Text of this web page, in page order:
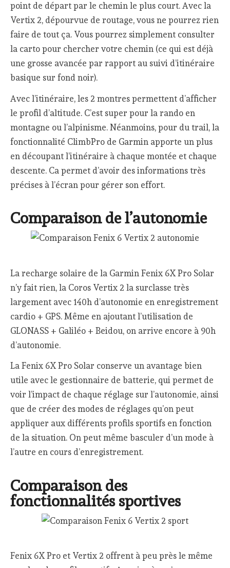
point de départ par le chemin le plus court. Avec la
Vertix 2, dépourvue de routage, vous ne pourrez rien
faire de tout ça. Vous pourrez simplement consulter
la carto pour chercher votre chemin (ce qui est déjà
une grosse avancée par rapport au suivi d’itinéraire
basique sur fond noir).
Avec l’itinéraire, les 2 montres permettent d’afficher
le profil d’altitude. C’est super pour la rando en
montagne ou l’alpinisme. Néanmoins, pour du trail, la
fonctionnalité ClimbPro de Garmin apporte un plus
en découpant l’itinéraire à chaque montée et chaque
descente. Ca permet d’avoir des informations très
précises à l’écran pour gérer son effort.
Comparaison de l’autonomie
La recharge solaire de la Garmin Fenix 6X Pro Solar
n’y fait rien, la Coros Vertix 2 la surclasse très
largement avec 140h d’autonomie en enregistrement
cardio + GPS. Même en ajoutant l’utilisation de
GLONASS + Galiléo + Beidou, on arrive encore à 90h
d’autonomie.
La Fenix 6X Pro Solar conserve un avantage bien
utile avec le gestionnaire de batterie, qui permet de
voir l’impact de chaque réglage sur l’autonomie, ainsi
que de créer des modes de réglages qu’on peut
appliquer aux différents profils sportifs en fonction
de la situation. On peut même basculer d’un mode à
l’autre en cours d’enregistrement.
Comparaison des
fonctionnalités sportives
Fenix 6X Pro et Vertix 2 offrent à peu près le même